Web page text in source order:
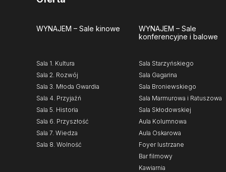
WYNAJEM – Sale kinowe
Sala 1. Kultura
Sala 2. Rozwój
Sala 3. Młoda Gwardia
Sala 4. Przyjaźń
Sala 5. Historia
Sala 6. Przyszłość
Sala 7. Wiedza
Sala 8. Wolność
WYNAJEM – Sale
konferencyjne i balowe
Sala Starzyńskiego
Sala Gagarina
Sala Broniewskiego
Sala Marmurowa i Ratuszowa
Sala Skłodowskiej
Aula Kolumnowa
Aula Oskarowa
Foyer lustrzane
Bar filmowy
Kawiarnia